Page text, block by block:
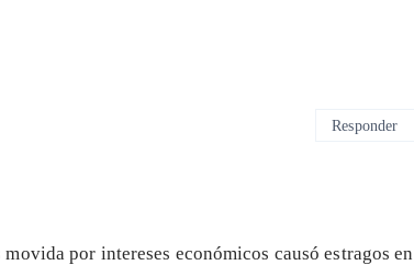
por intereses económicos causó estragos en
Responder